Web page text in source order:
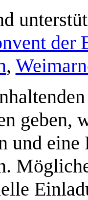
der
,
geben,
und